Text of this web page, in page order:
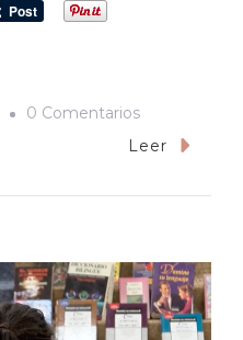
0 ComentariosEn
Mi
Leer